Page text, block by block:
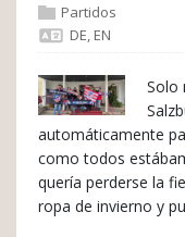
Partidos
DE EN
Solo
automáticamente
como todos
quería perderse la
ropa de invierno y